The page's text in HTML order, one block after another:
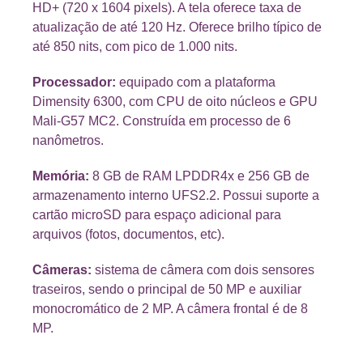
HD+ (720 x 1604 pixels). A tela oferece taxa de
atualização de até 120 Hz. Oferece brilho típico de
até 850 nits, com pico de 1.000 nits.
Processador: equipado com a plataforma
Dimensity 6300, com CPU de oito núcleos e GPU
Mali-G57 MC2. Construída em processo de 6
nanômetros.
Memória: 8 GB de RAM LPDDR4x e 256 GB de
armazenamento interno UFS2.2. Possui suporte a
cartão microSD para espaço adicional para
arquivos (fotos, documentos, etc).
Câmeras: sistema de câmera com dois sensores
traseiros, sendo o principal de 50 MP e auxiliar
monocromático de 2 MP. A câmera frontal é de 8
MP.